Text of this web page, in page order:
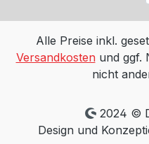
Alle Preise inkl.
Versandkostenund ggf.
nicht
2024 ©
Design und